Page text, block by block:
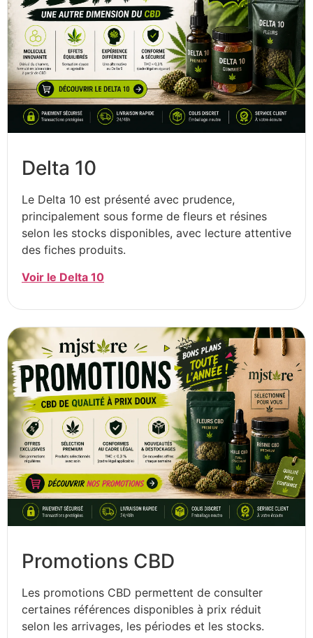
Delta 10
Le Delta 10 est présenté avec prudence,
principalement sous forme de fleurs et résines
selon les stocks disponibles, avec lecture attentive
des fiches produits.
Voir le Delta 10
Promotions CBD
Les promotions CBD permettent de consulter
certaines références disponibles à prix réduit
selon les arrivages, les périodes et les stocks.